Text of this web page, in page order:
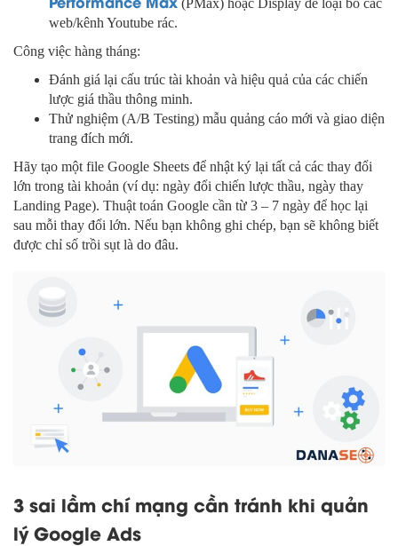
web/kênh Youtube rác.
Công việc hàng tháng:
Đánh giá lại cấu trúc tài khoản và hiệu quả của các chiến
lược giá thầu thông minh.
Thử nghiệm (A/B Testing) mẫu quảng cáo mới và giao diện
trang đích mới.
Hãy tạo một file Google Sheets để nhật ký lại tất cả các thay đổi
lớn trong tài khoản (ví dụ: ngày đổi chiến lược thầu, ngày thay
Landing Page). Thuật toán Google cần từ 3 – 7 ngày để học lại
sau mỗi thay đổi lớn. Nếu bạn không ghi chép, bạn sẽ không biết
được chỉ số trồi sụt là do đâu.
3 sai lầm chí mạng cần tránh khi quản
lý Google Ads